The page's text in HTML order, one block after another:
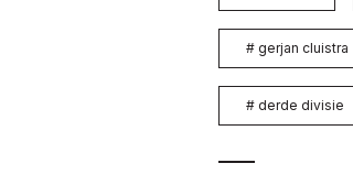
# gerjan cluistra
# derde divisie